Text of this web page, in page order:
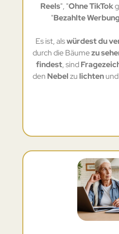
Reels", "Ohne TikTok
"Bezahlte
Es ist, alswürdest du
durch die Bäumezu
findest, sind
den Nebelzu lichtenund